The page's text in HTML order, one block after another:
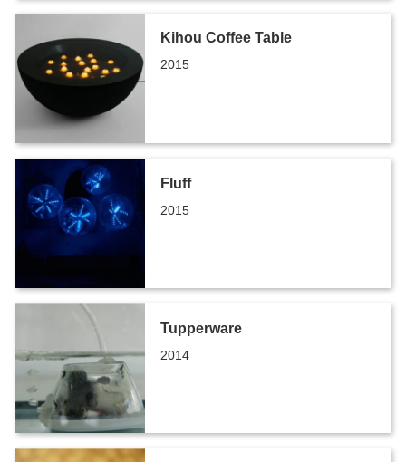
Kihou Coffee Table
2015
Fluff
2015
Tupperware
2014